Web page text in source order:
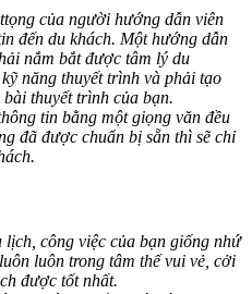
của người hướng dẫn viên
đến du khách. Một hướng dẫn
nắm bắt được tâm lý du
năng thuyết trình và phải tạo
thuyết trình của bạn.
tin bằng một giọng văn đều
đã được chuẩn bị sẵn thì sẽ chỉ
công việc của bạn giống nhứ
luôn trong tâm thế vui vẻ, cởi
được tốt nhất.